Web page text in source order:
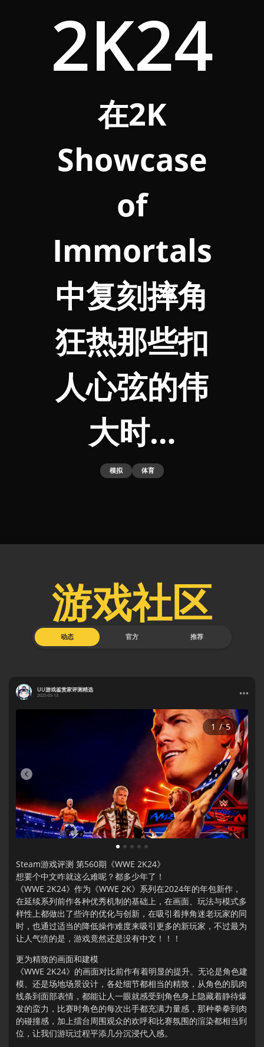
2K24
在2K
Showcase
of
Immortals
中复刻摔角
狂热那些扣
人心弦的伟
大时…
模拟 体育
游戏社区
动态 官方 推荐
UU游戏鉴赏家评测精选
2025-05-13
1 2 3 4 5
1 /5
Steam游戏评测 第560期《WWE 2K24》
想要个中文咋就这么难呢？都多少年了！
《WWE 2K24》作为《WWE 2K》系列在2024年的年包新作，
在延续系列前作各种优秀机制的基础上，在画面、玩法与模式多
样性上都做出了些许的优化与创新，在吸引着摔角迷老玩家的同
时，也通过适当的降低操作难度来吸引更多的新玩家，不过最为
让人气愤的是，游戏竟然还是没有中文！！！
更为精致的画面和建模
《WWE 2K24》的画面对比前作有着明显的提升。无论是角色建
模、还是场地场景设计，各处细节都相当的精致，从角色的肌肉
线条到面部表情，都能让人一眼就感受到角色身上隐藏着静待爆
发的蛮力，比赛时角色的每次出手都充满力量感，那种拳拳到肉
的碰撞感，加上擂台周围观众的欢呼和比赛氛围的渲染都相当到
位，让我们游玩过程平添几分沉浸代入感。